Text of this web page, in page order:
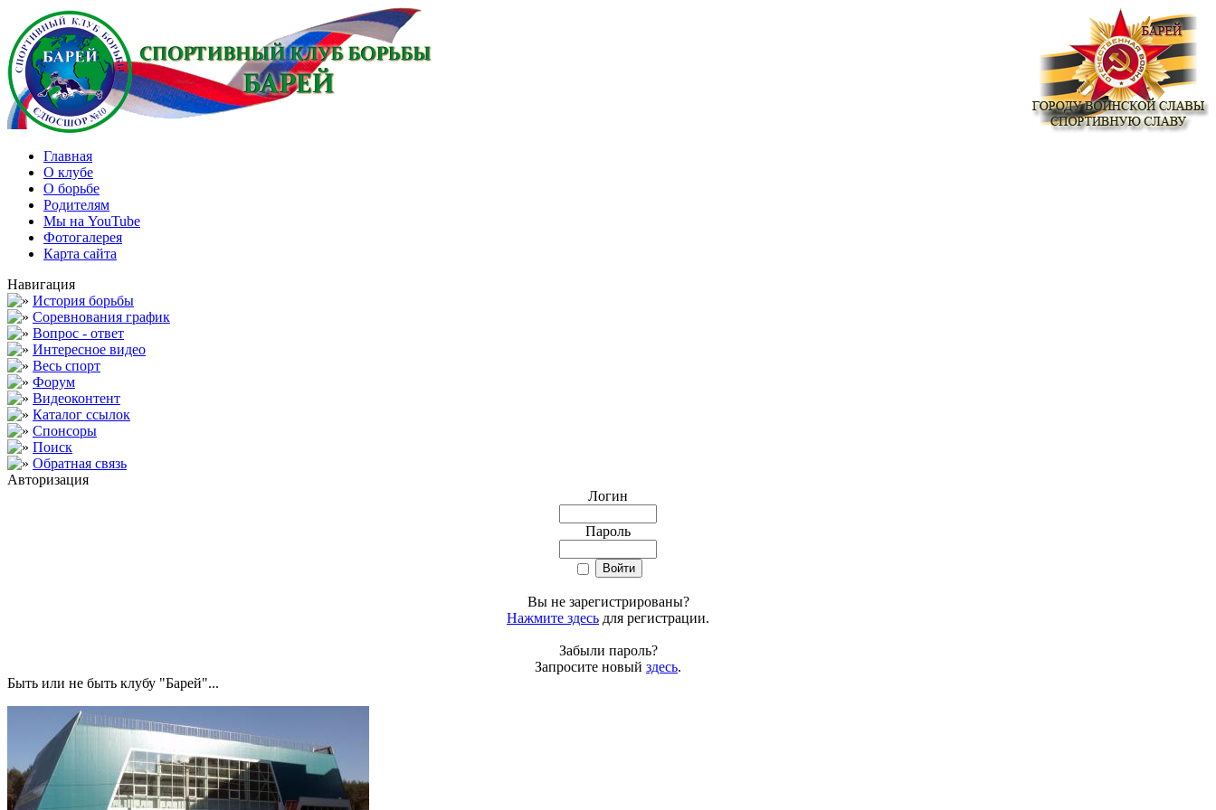
Главная
О клубе
О борьбе
Родителям
Мы на YouTube
Фотогалерея
Карта сайта
Навигация
История борьбы
Соревнования график
Вопрос - ответ
Интересное видео
Весь спорт
Форум
Видеоконтент
Каталог ссылок
Спонсоры
Поиск
Обратная связь
Авторизация
Логин
Пароль
Вы не зарегистрированы?
Нажмите здесь для регистрации.
Забыли пароль?
Запросите новый здесь.
Быть или не быть клубу "Барей"...